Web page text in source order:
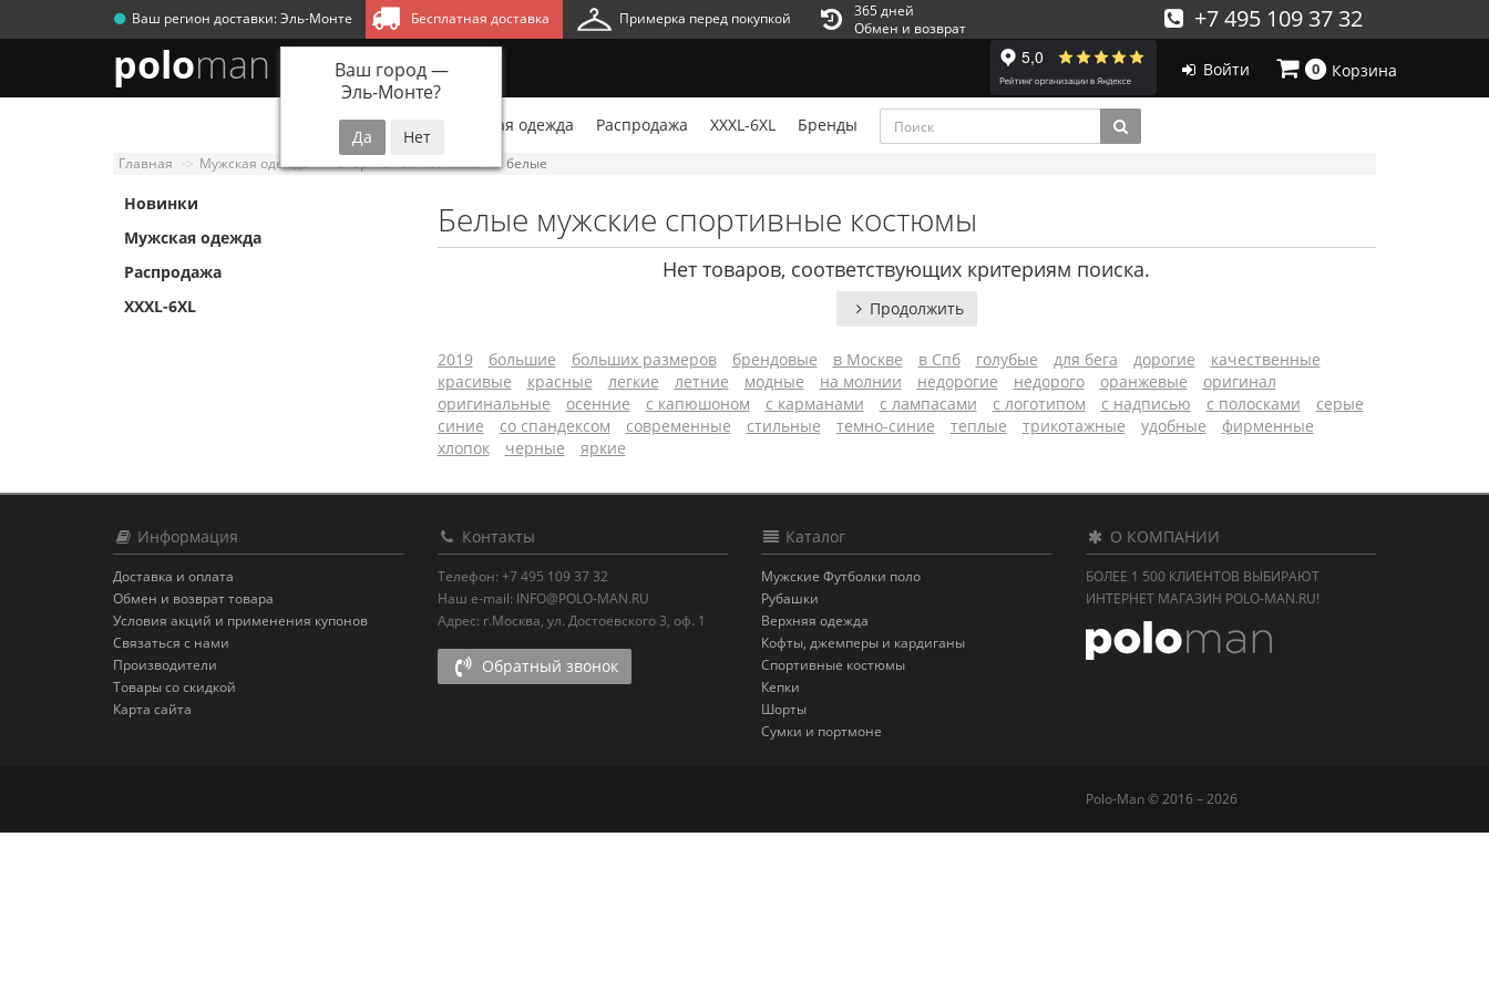
Ваш регион доставки:Эль-Монте
Ваш город —
Эль-Монте?
Бесплатная доставка Примерка перед покупкой
365 дней
Обмен и возврат
+7 495 109 37 32
Войти 0 Корзина
poloman
Новинки Мужская одежда Распродажа XXXL-6XL Бренды
Главная Мужская одежда Спортивные костюмы белые
Новинки
Мужская одежда
Распродажа
XXXL-6XL
Белые мужские спортивные костюмы
Нет товаров, соответствующих критериям поиска.
Продолжить
2019 большие больших размеров брендовые в Москве в Спб голубые для бега дорогие
качественные
красивые
красные легкие летние модные на молнии недорогие недорого оранжевые
оригинал
оригинальные
осенние с капюшоном с карманами с лампасами с логотипом с надписью с полосками
серые
синие
со спандексом современные стильные темно-синие теплые трикотажные удобные
фирменные
хлопок
черные яркие
Информация
Доставка и оплата
Обмен и возврат товара
Условия акций и применения купонов
Связаться с нами
Производители
Товары со скидкой
Карта сайта
Контакты
Телефон: +7 495 109 37 32
Наш e-mail: INFO@POLO-MAN.RU
Адрес: г.Москва, ул. Достоевского 3, оф. 1
Обратный звонок
Каталог
Мужские Футболки поло
Рубашки
Верхняя одежда
Кофты, джемперы и кардиганы
Спортивные костюмы
Кепки
Шорты
Сумки и портмоне
О КОМПАНИИ
БОЛЕЕ 1 500 КЛИЕНТОВ ВЫБИРАЮТ
ИНТЕРНЕТ МАГАЗИН POLO-MAN.RU!
Polo-Man © 2016 – 2026